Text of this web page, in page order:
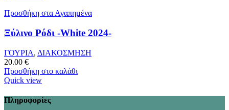
Προσθήκη στα Αγαπημένα
Ξύλινο Ρόδι -White 2024-
ΓΟΥΡΙΑ, ΔΙΑΚΟΣΜΗΣΗ
20.00 €
Προσθήκη στο καλάθι
Quick view
Πληροφορίες